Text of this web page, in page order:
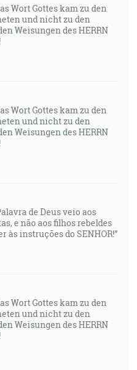
Wort Gottes kam zu den
und nicht zu den
Weisungen des HERRN
Wort Gottes kam zu den
und nicht zu den
Weisungen des HERRN
de Deus veio aos
e não aos filhos rebeldes
às instruções do SENHOR!”
Wort Gottes kam zu den
und nicht zu den
Weisungen des HERRN